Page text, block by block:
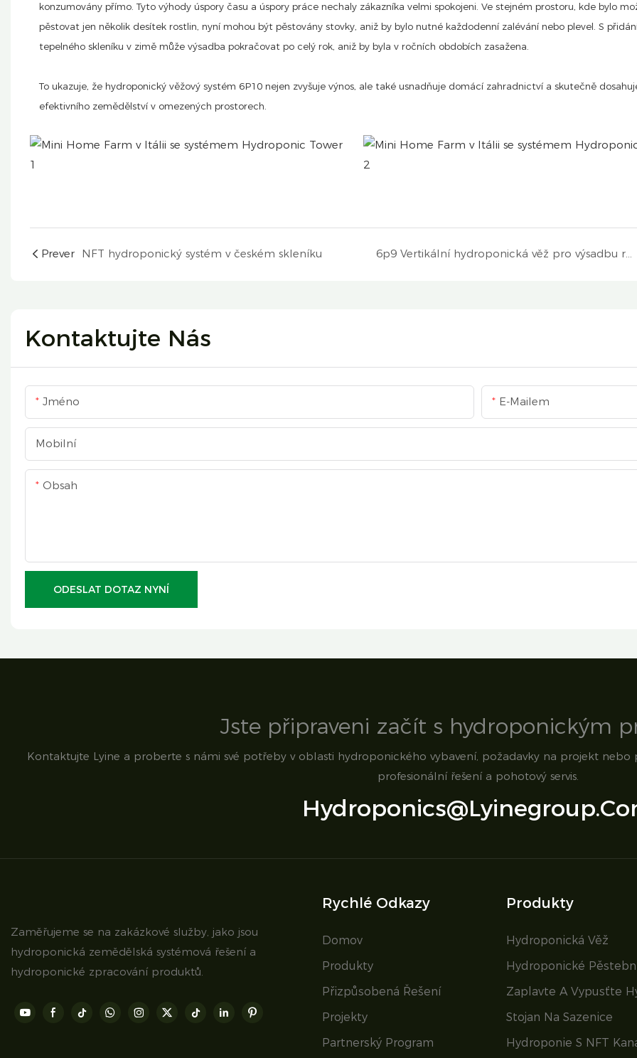
konzumovány přímo. Tyto výhody úspory času a úspory práce nechaly zákazníka velmi spokojeni. Ve stejném prostoru, kde bylo
pěstovat jen několik desítek rostlin, nyní mohou být pěstovány stovky, aniž by bylo nutné každodenní zalévání nebo plevel. S
tepelného skleníku v zimě může výsadba pokračovat po celý rok, aniž by byla v ročních obdobích zasažena.
To ukazuje, že hydroponický věžový systém 6P10 nejen zvyšuje výnos, ale také usnadňuje domácí zahradnictví a skutečně
efektivního zemědělství v omezených prostorech.
Prever NFT hydroponický systém v českém skleníku 6p9 Vertikální hydroponická věž pro výsadbu rostlin v Německu
Kontaktujte Nás
Jméno E-Mailem
Mobilní
Obsah
ODESLAT DOTAZ NYNÍ
Jste připraveni začít s hydroponickým
Kontaktujte Lyine a proberte s námi své potřeby v oblasti hydroponického vybavení, požadavky na projekt
profesionální řešení a pohotový servis.
Zaměřujeme se na zakázkové služby, jako jsou
hydroponická zemědělská systémová řešení a
hydroponické zpracování produktů.
Rychlé Odkazy
Domov
Produkty
Přizpůsobená Řešení
Projekty
Partnerský Program
Produkty
Hydroponická Věž
Hydroponické
Zaplavte A Vypusťte
Stojan Na Sazenice
Hydroponie S NFT